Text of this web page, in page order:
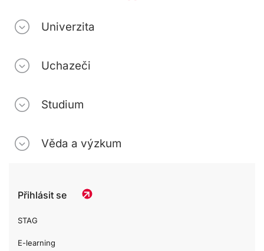
Univerzita
Uchazeči
Studium
Věda a výzkum
Přihlásit se
STAG
E-learning